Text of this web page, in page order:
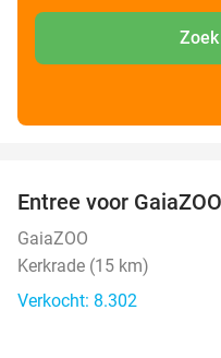
Entree voor GaiaZOO
GaiaZOO
Kerkrade (15 km)
Verkocht: 8.302